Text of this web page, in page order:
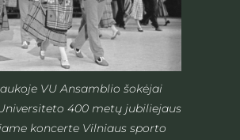
VU Ansamblio šokėjai
400 metų jubiliejaus
koncerte Vilniaus sporto